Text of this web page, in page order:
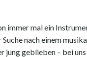
immer mal ein
nach einem
jung geblieben – bei